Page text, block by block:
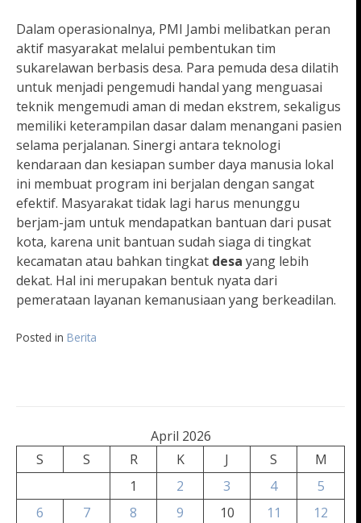
Dalam operasionalnya, PMI Jambi melibatkan peran
aktif masyarakat melalui pembentukan tim
sukarelawan berbasis desa. Para pemuda desa dilatih
untuk menjadi pengemudi handal yang menguasai
teknik mengemudi aman di medan ekstrem, sekaligus
memiliki keterampilan dasar dalam menangani pasien
selama perjalanan. Sinergi antara teknologi
kendaraan dan kesiapan sumber daya manusia lokal
ini membuat program ini berjalan dengan sangat
efektif. Masyarakat tidak lagi harus menunggu
berjam-jam untuk mendapatkan bantuan dari pusat
kota, karena unit bantuan sudah siaga di tingkat
kecamatan atau bahkan tingkat desa yang lebih
dekat. Hal ini merupakan bentuk nyata dari
pemerataan layanan kemanusiaan yang berkeadilan.
Posted in Berita
April 2026
S
S R K J S
M
1
2 3 4
5
6
7 8 9 10 11
12